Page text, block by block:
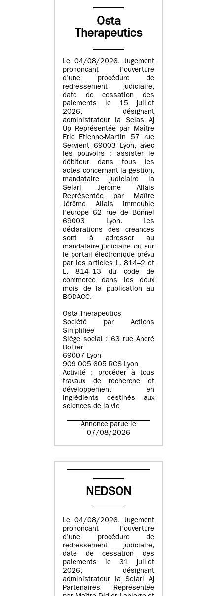
Osta
Therapeutics
Le 04/08/2026. Jugement
prononçant l’ouverture
d’une procédure de
redressement judiciaire,
date de cessation des
paiements le 15 juillet
2026, désignant
administrateur la Selas Aj
Up Représentée par Maître
Eric Etienne-Martin 57 rue
Servient 69003 Lyon, avec
les pouvoirs : assister le
débiteur dans tous les
actes concernant la gestion,
mandataire judiciaire la
Selarl Jerome Allais
Représentée par Maître
Jérôme Allais immeuble
l’europe 62 rue de Bonnel
69003 Lyon. Les
déclarations des créances
sont à adresser au
mandataire judiciaire ou sur
le portail électronique prévu
par les articles L. 814–2 et
L. 814–13 du code de
commerce dans les deux
mois de la publication au
BODACC.
Osta Therapeutics
Société par Actions
Simplifiée
Siège social : 63 rue André
Bollier
69007 Lyon
909 005 605 RCS Lyon
Activité : procéder à tous
travaux de recherche et
développement en
ingrédients destinés aux
sciences de la vie
Annonce parue le
07/08/2026
NEDSON
Le 04/08/2026. Jugement
prononçant l’ouverture
d’une procédure de
redressement judiciaire,
date de cessation des
paiements le 31 juillet
2026, désignant
administrateur la Selarl Aj
Partenaires Représentée